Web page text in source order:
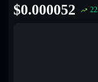
$0.000052